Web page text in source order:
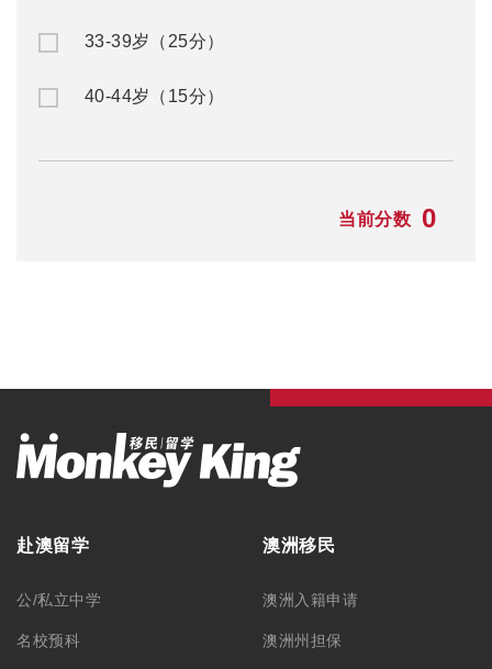
33-39岁（25分）
40-44岁（15分）
当前分数 0
赴澳留学
公/私立中学
名校预科
澳洲移民
澳洲入籍申请
澳洲州担保